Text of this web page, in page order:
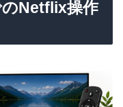
Netflix操作